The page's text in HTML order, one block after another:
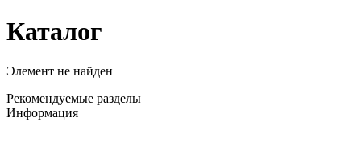
Каталог
Элемент не найден
Рекомендуемые разделы
Информация